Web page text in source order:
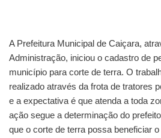
A Prefeitura Municipal de Caiçara,
Administração, iniciou o cadastro de
município para corte de terra. O
realizado através da frota de tratores
e a expectativa é que atenda a toda
ação segue a determinação do
que o corte de terra possa beneficiar